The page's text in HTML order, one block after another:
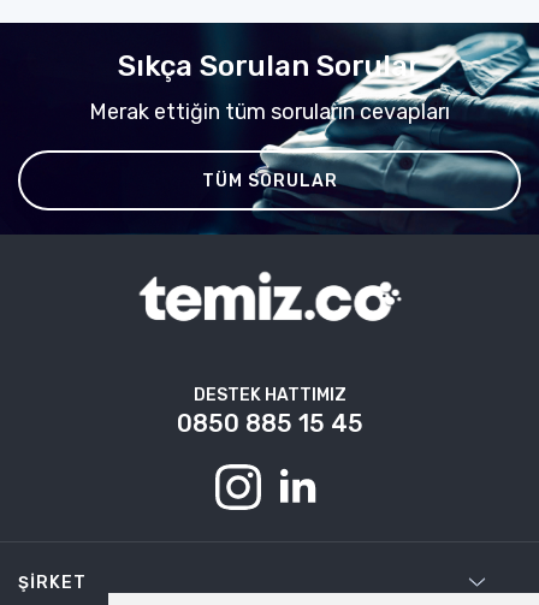
Sıkça Sorulan Sorular
Merak ettiğin tüm soruların cevapları
TÜM SORULAR
DESTEK HATTIMIZ
0850 885 15 45
ŞIRKET